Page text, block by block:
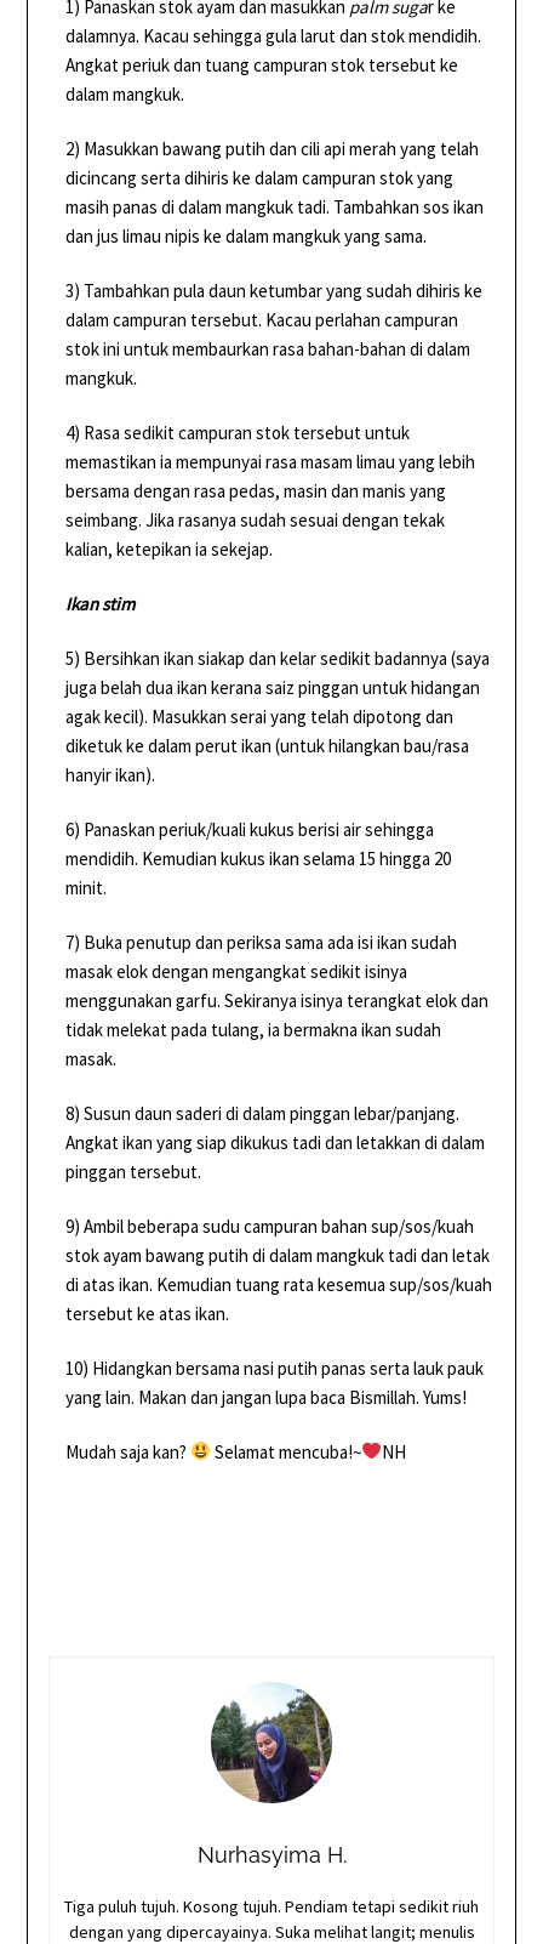
1) Panaskan stok ayam dan masukkan palm sugar ke
dalamnya. Kacau sehingga gula larut dan stok mendidih.
Angkat periuk dan tuang campuran stok tersebut ke
dalam mangkuk.
2) Masukkan bawang putih dan cili api merah yang telah
dicincang serta dihiris ke dalam campuran stok yang
masih panas di dalam mangkuk tadi. Tambahkan sos ikan
dan jus limau nipis ke dalam mangkuk yang sama.
3) Tambahkan pula daun ketumbar yang sudah dihiris ke
dalam campuran tersebut. Kacau perlahan campuran
stok ini untuk membaurkan rasa bahan-bahan di dalam
mangkuk.
4) Rasa sedikit campuran stok tersebut untuk
memastikan ia mempunyai rasa masam limau yang lebih
bersama dengan rasa pedas, masin dan manis yang
seimbang. Jika rasanya sudah sesuai dengan tekak
kalian, ketepikan ia sekejap.
Ikan stim
5) Bersihkan ikan siakap dan kelar sedikit badannya (saya
juga belah dua ikan kerana saiz pinggan untuk hidangan
agak kecil). Masukkan serai yang telah dipotong dan
diketuk ke dalam perut ikan (untuk hilangkan bau/rasa
hanyir ikan).
6) Panaskan periuk/kuali kukus berisi air sehingga
mendidih. Kemudian kukus ikan selama 15 hingga 20
minit.
7) Buka penutup dan periksa sama ada isi ikan sudah
masak elok dengan mengangkat sedikit isinya
menggunakan garfu. Sekiranya isinya terangkat elok dan
tidak melekat pada tulang, ia bermakna ikan sudah
masak.
8) Susun daun saderi di dalam pinggan lebar/panjang.
Angkat ikan yang siap dikukus tadi dan letakkan di dalam
pinggan tersebut.
9) Ambil beberapa sudu campuran bahan sup/sos/kuah
stok ayam bawang putih di dalam mangkuk tadi dan letak
di atas ikan. Kemudian tuang rata kesemua sup/sos/kuah
tersebut ke atas ikan.
10) Hidangkan bersama nasi putih panas serta lauk pauk
yang lain. Makan dan jangan lupa baca Bismillah. Yums!
Mudah saja kan? Selamat mencuba!~ NH
Nurhasyima H.
Tiga puluh tujuh. Kosong tujuh. Pendiam tetapi sedikit riuh
dengan yang dipercayainya. Suka melihat langit; menulis